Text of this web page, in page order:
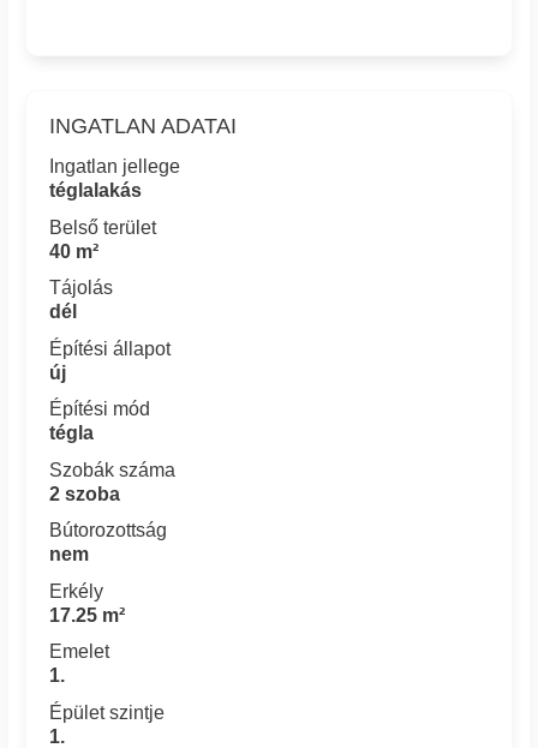
INGATLAN ADATAI
Ingatlan jellege
téglalakás
Belső terület
40 m²
Tájolás
dél
Építési állapot
új
Építési mód
tégla
Szobák száma
2 szoba
Bútorozottság
nem
Erkély
17.25 m²
Emelet
1.
Épület szintje
1.